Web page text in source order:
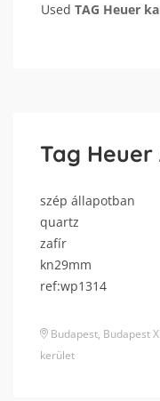
Used TAG Heuer
Tag
szép állapotban
quartz
zafír
kn29mm
ref:wp1314
Budapest, Budapest
kerület